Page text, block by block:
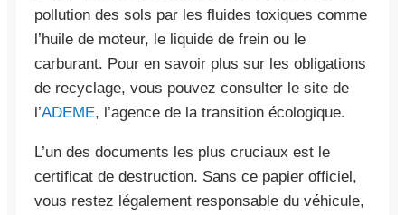
pollution des sols par les fluides toxiques comme
l’huile de moteur, le liquide de frein ou le
carburant. Pour en savoir plus sur les obligations
de recyclage, vous pouvez consulter le site de
l’ADEME, l’agence de la transition écologique.
L’un des documents les plus cruciaux est le
certificat de destruction. Sans ce papier officiel,
vous restez légalement responsable du véhicule,